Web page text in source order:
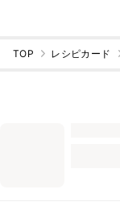
TOP レシピカード